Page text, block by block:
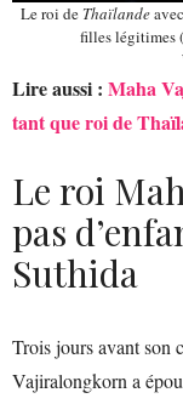
Le roi de Thaïlande
filles légitimes
Lire aussi : Maha
tant que roi de
Le roi
pas
Suthida
Trois jours avant son
Vajiralongkorn a